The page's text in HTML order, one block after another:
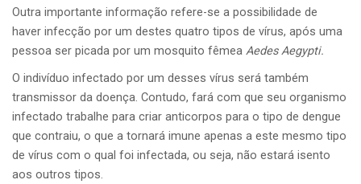
Outra importante informação refere-se a possibilidade de
haver infecção por um destes quatro tipos de vírus, após uma
pessoa ser picada por um mosquito fêmea Aedes Aegypti.
O indivíduo infectado por um desses vírus será também
transmissor da doença. Contudo, fará com que seu organismo
infectado trabalhe para criar anticorpos para o tipo de dengue
que contraiu, o que a tornará imune apenas a este mesmo tipo
de vírus com o qual foi infectada, ou seja, não estará isento
aos outros tipos.